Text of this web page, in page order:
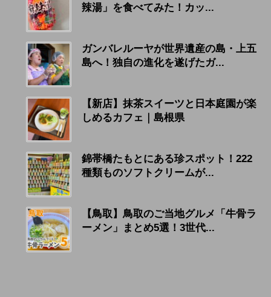
辣湯」を食べてみた！カッ...
ガンバレルーヤが世界遺産の島・上五
島へ！独自の進化を遂げたガ...
【新店】抹茶スイーツと日本庭園が楽
しめるカフェ｜島根県
錦帯橋たもとにある珍スポット！222
種類ものソフトクリームが...
【鳥取】鳥取のご当地グルメ「牛骨ラ
ーメン」まとめ5選！3世代...